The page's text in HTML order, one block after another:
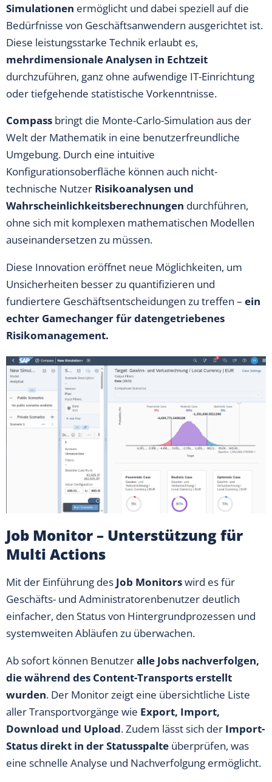
Simulationen ermöglicht und dabei speziell auf die
Bedürfnisse von Geschäftsanwendern ausgerichtet ist.
Diese leistungsstarke Technik erlaubt es,
mehrdimensionale Analysen in Echtzeit
durchzuführen, ganz ohne aufwendige IT-Einrichtung
oder tiefgehende statistische Vorkenntnisse.
Compass bringt die Monte-Carlo-Simulation aus der
Welt der Mathematik in eine benutzerfreundliche
Umgebung. Durch eine intuitive
Konfigurationsoberfläche können auch nicht-
technische Nutzer Risikoanalysen und
Wahrscheinlichkeitsberechnungen durchführen,
ohne sich mit komplexen mathematischen Modellen
auseinandersetzen zu müssen.
Diese Innovation eröffnet neue Möglichkeiten, um
Unsicherheiten besser zu quantifizieren und
fundiertere Geschäftsentscheidungen zu treffen – ein
echter Gamechanger für datengetriebenes
Risikomanagement.
Job Monitor – Unterstützung für
Multi Actions
Mit der Einführung des Job Monitorswird es für
Geschäfts- und Administratorenbenutzer deutlich
einfacher, den Status von Hintergrundprozessen und
systemweiten Abläufen zu überwachen.
Ab sofort können Benutzeralle Jobs nachverfolgen,
die während des Content-Transports erstellt
wurden. Der Monitor zeigt eine übersichtliche Liste
aller Transportvorgänge wie Export, Import,
Download und Upload. Zudem lässt sich der Import-
Status direkt in der Statusspalte überprüfen, was
eine schnelle Analyse und Nachverfolgung ermöglicht.